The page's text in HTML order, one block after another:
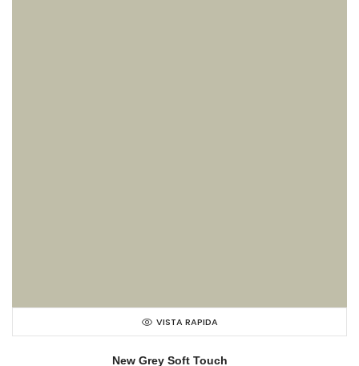
VISTA RAPIDA
New Grey Soft Touch